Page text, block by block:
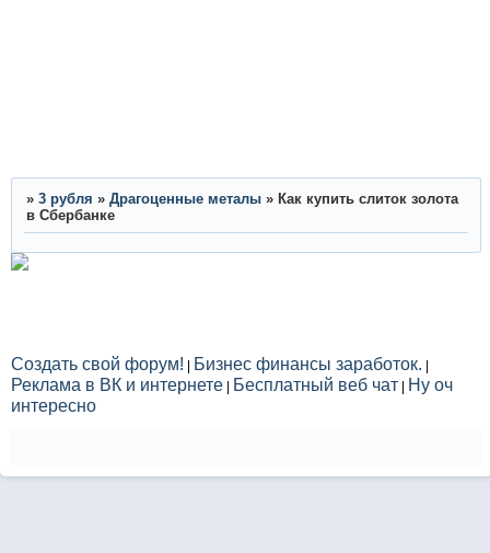
» 3 рубля » Драгоценные металы » Как купить слиток золота
в Сбербанке
Создать свой форум! Бизнес финансы заработок.
Реклама в ВК и интернете Бесплатный веб чат
Ну оч
интересно